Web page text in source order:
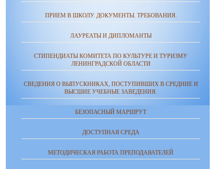
ПРИЕМ В ШКОЛУ. ДОКУМЕНТЫ. ТРЕБОВАНИЯ.
ЛАУРЕАТЫ И ДИПЛОМАНТЫ
СТИПЕНДИАТЫ КОМИТЕТА ПО КУЛЬТУРЕ И ТУРИЗМУ
ЛЕНИНГРАДСКОЙ ОБЛАСТИ
СВЕДЕНИЯ О ВЫПУСКНИКАХ, ПОСТУПИВШИХ В СРЕДНИЕ И
ВЫСШИЕ УЧЕБНЫЕ ЗАВЕДЕНИЯ.
БЕЗОПАСНЫЙ МАРШРУТ
ДОСТУПНАЯ СРЕДА
МЕТОДИЧЕСКАЯ РАБОТА ПРЕПОДАВАТЕЛЕЙ